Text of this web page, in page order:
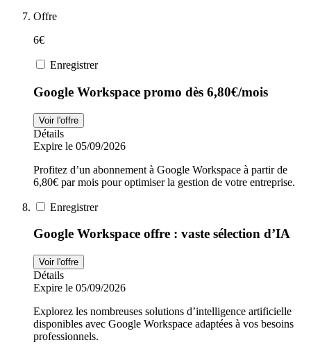
Offre
6€
Enregistrer
Google Workspace promo dès 6,80€/mois
Voir l'offre
Détails
Expire le 05/09/2026
Profitez d’un abonnement à Google Workspace à partir de
6,80€ par mois pour optimiser la gestion de votre entreprise.
Enregistrer
Google Workspace offre : vaste sélection d’IA
Voir l'offre
Détails
Expire le 05/09/2026
Explorez les nombreuses solutions d’intelligence artificielle
disponibles avec Google Workspace adaptées à vos besoins
professionnels.